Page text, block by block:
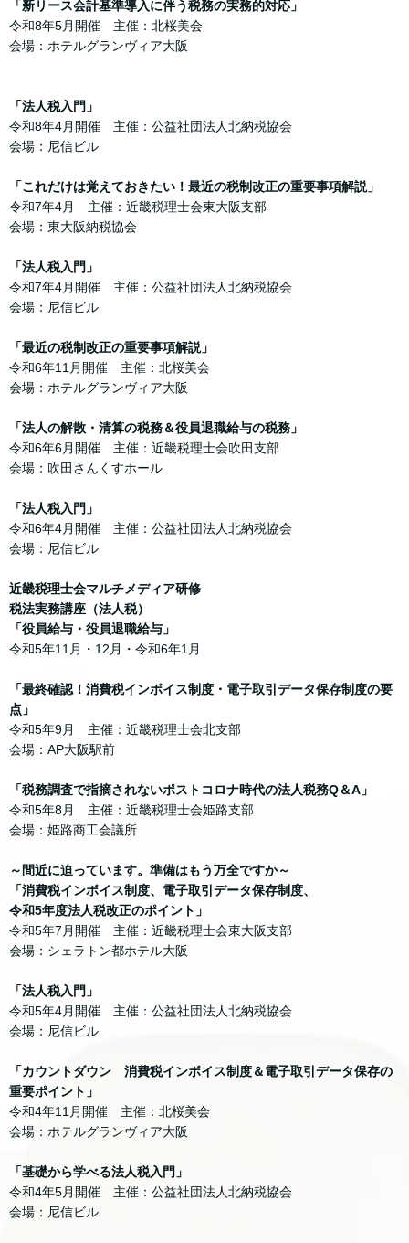
「新リース会計基準導入に伴う税務の実務的対応」
令和8年5月開催 主催：北桜美会
会場：ホテルグランヴィア大阪
「法人税入門」
令和8年4月開催 主催：公益社団法人北納税協会
会場：尼信ビル
「これだけは覚えておきたい！最近の税制改正の重要事項解説」
令和7年4月 主催：近畿税理士会東大阪支部
会場：東大阪納税協会
「法人税入門」
令和7年4月開催 主催：公益社団法人北納税協会
会場：尼信ビル
「最近の税制改正の重要事項解説」
令和6年11月開催 主催：北桜美会
会場：ホテルグランヴィア大阪
「法人の解散・清算の税務＆役員退職給与の税務」
令和6年6月開催 主催：近畿税理士会吹田支部
会場：吹田さんくすホール
「法人税入門」
令和6年4月開催 主催：公益社団法人北納税協会
会場：尼信ビル
近畿税理士会マルチメディア研修
税法実務講座（法人税）
「役員給与・役員退職給与」
令和5年11月・12月・令和6年1月
「最終確認！消費税インボイス制度・電子取引データ保存制度の要
点」
令和5年9月 主催：近畿税理士会北支部
会場：AP大阪駅前
「税務調査で指摘されないポストコロナ時代の法人税務Q＆A」
令和5年8月 主催：近畿税理士会姫路支部
会場：姫路商工会議所
～間近に迫っています。準備はもう万全ですか～
「消費税インボイス制度、電子取引データ保存制度、
令和5年度法人税改正のポイント」
令和5年7月開催 主催：近畿税理士会東大阪支部
会場：シェラトン都ホテル大阪
「法人税入門」
令和5年4月開催 主催：公益社団法人北納税協会
会場：尼信ビル
「カウントダウン 消費税インボイス制度＆電子取引データ保存の
重要ポイント」
令和4年11月開催 主催：北桜美会
会場：ホテルグランヴィア大阪
「基礎から学べる法人税入門」
令和4年5月開催 主催：公益社団法人北納税協会
会場：尼信ビル